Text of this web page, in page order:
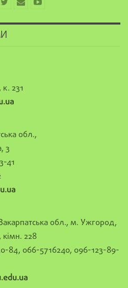
231
обл.,
3
41
обл., м. Ужгород,
кімн. 228
84, 066-5716240, 096-123-89-